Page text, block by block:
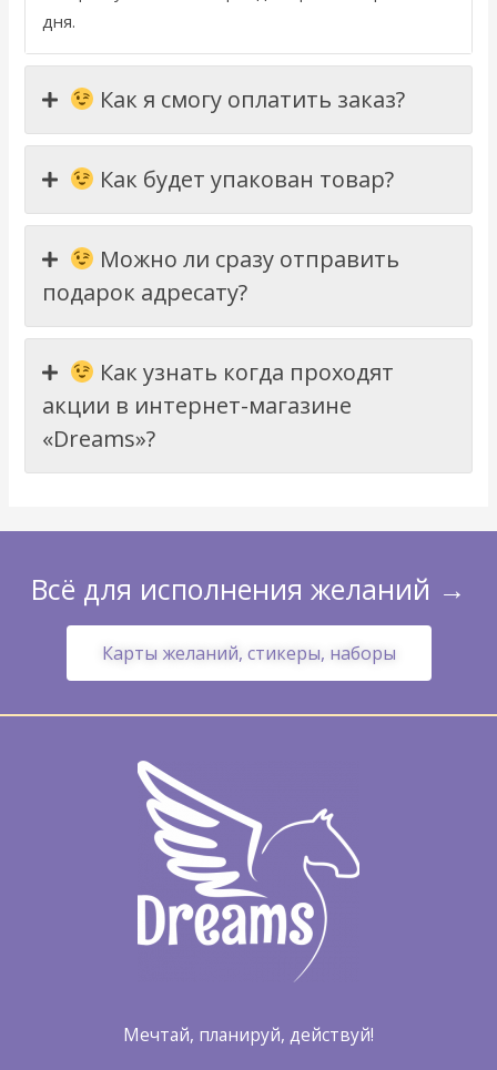
дня.
Как я смогу оплатить заказ?
Как будет упакован товар?
Можно ли сразу отправить
подарок адресату?
Как узнать когда проходят
акции в интернет-магазине
«Dreams»?
Всё для исполнения желаний →
Карты желаний, стикеры, наборы
Мечтай, планируй, действуй!